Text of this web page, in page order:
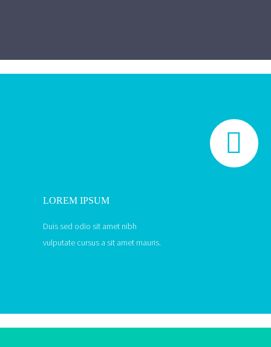


LOREM IPSUM
Duis sed odio sit amet nibh
vulputate cursus a sit amet mauris.